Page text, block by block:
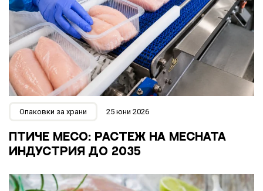
Опаковки за храни 25 юни 2026
ПТИЧЕ МЕСО: РАСТЕЖ НА МЕСНАТА
ИНДУСТРИЯ ДО 2035